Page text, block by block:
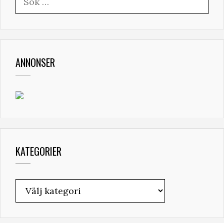
efter:
ANNONSER
KATEGORIER
Kategorier